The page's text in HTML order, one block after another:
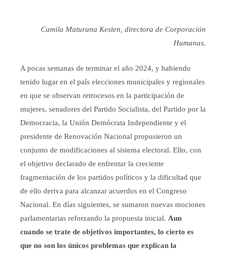
Camila Maturana Kesten, directora de Corporación
Humanas.
A pocas semanas de terminar el año 2024, y habiendo
tenido lugar en el país elecciones municipales y regionales
en que se observan retrocesos en la participación de
mujeres, senadores del Partido Socialista, del Partido por la
Democracia, la Unión Demócrata Independiente y el
presidente de Renovación Nacional propusieron un
conjunto de modificaciones al sistema electoral. Ello, con
el objetivo declarado de enfrentar la creciente
fragmentación de los partidos políticos y la dificultad que
de ello deriva para alcanzar acuerdos en el Congreso
Nacional. En días siguientes, se sumaron nuevas mociones
parlamentarias reforzando la propuesta inicial. Aun
cuando se trate de objetivos importantes, lo cierto es
que no son los únicos problemas que explican la